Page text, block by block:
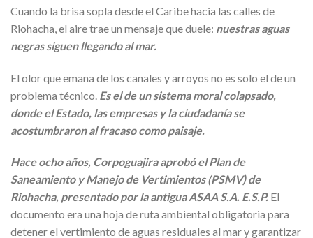
Cuando la brisa sopla desde el Caribe hacia las calles de
Riohacha, el aire trae un mensaje que duele: nuestras aguas
negras siguen llegando al mar.
El olor que emana de los canales y arroyos no es solo el de un
problema técnico. Es el de un sistema moral colapsado,
donde el Estado, las empresas y la ciudadanía se
acostumbraron al fracaso como paisaje.
Hace ocho años, Corpoguajira aprobó el Plan de
Saneamiento y Manejo de Vertimientos (PSMV) de
Riohacha, presentado por la antigua ASAA S.A. E.S.P. El
documento era una hoja de ruta ambiental obligatoria para
detener el vertimiento de aguas residuales al mar y garantizar